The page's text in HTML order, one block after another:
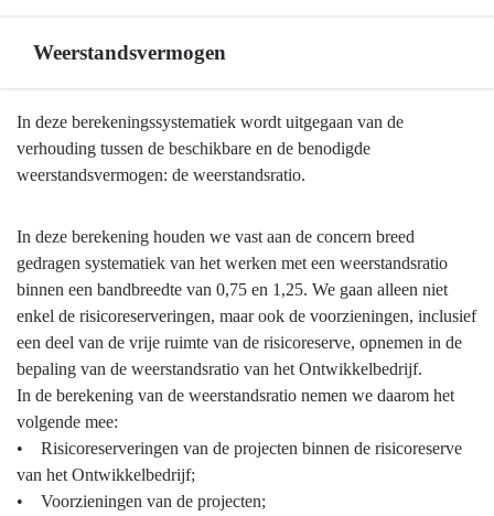
Weerstandsvermogen
Terug
naar
navigatie
Ontwikkelbedrijf
grondbeleid
Weerstandsvermogen
In deze berekeningssystematiek wordt uitgegaan van de
verhouding tussen de beschikbare en de benodigde
weerstandsvermogen: de weerstandsratio.
In deze berekening houden we vast aan de concern breed
gedragen systematiek van het werken met een weerstandsratio
binnen een bandbreedte van 0,75 en 1,25. We gaan alleen niet
enkel de risicoreserveringen, maar ook de voorzieningen, inclusief
een deel van de vrije ruimte van de risicoreserve, opnemen in de
bepaling van de weerstandsratio van het Ontwikkelbedrijf.
In de berekening van de weerstandsratio nemen we daarom het
volgende mee:
• Risicoreserveringen van de projecten binnen de risicoreserve
van het Ontwikkelbedrijf;
• Voorzieningen van de projecten;